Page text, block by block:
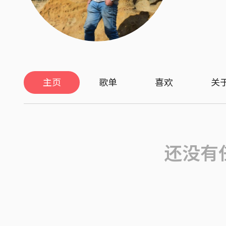
主页 歌单 喜欢 关
还没有